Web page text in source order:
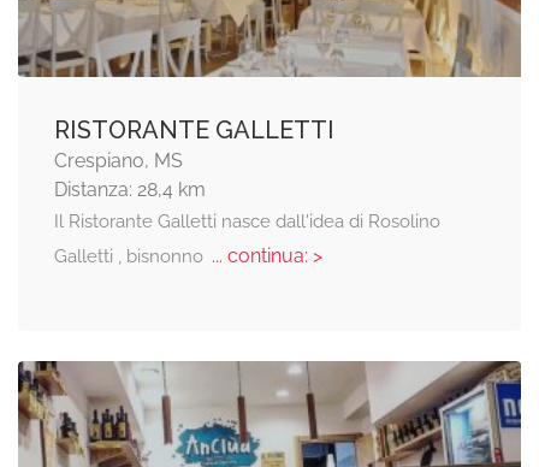
RISTORANTE GALLETTI
Crespiano, MS
Distanza: 28,4 km
Il Ristorante Galletti nasce dall'idea di Rosolino
Galletti , bisnonno... continua: >